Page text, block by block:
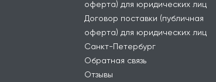
оферта) для юридических лиц
Договор поставки (публичная
оферта) для юридических лиц
Санкт-Петербург
Обратная связь
Отзывы